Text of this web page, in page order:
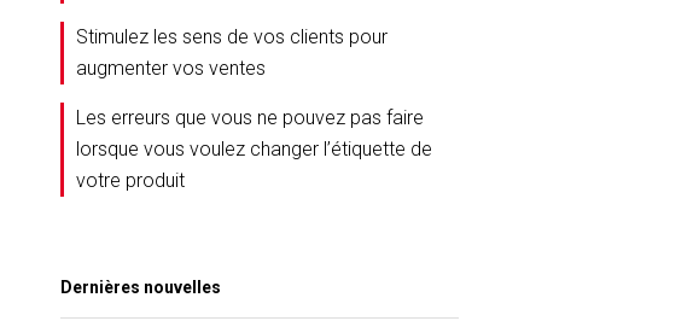
Stimulez les sens de vos clients pour
augmenter vos ventes
Les erreurs que vous ne pouvez pas faire
lorsque vous voulez changer l’étiquette de
votre produit
Dernières nouvelles